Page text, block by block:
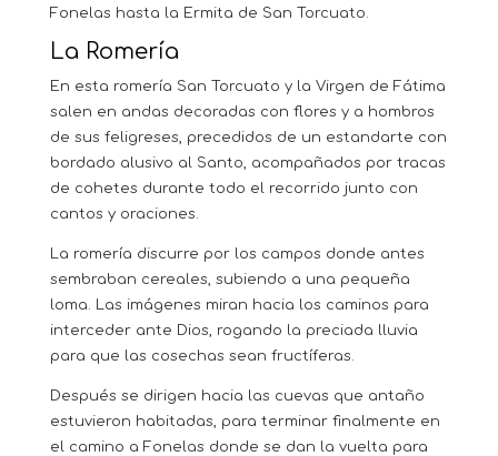
Fonelas hasta la Ermita de San Torcuato.
La Romería
En esta romería San Torcuato y la Virgen de Fátima
salen en andas decoradas con flores y a hombros
de sus feligreses, precedidos de un estandarte con
bordado alusivo al Santo, acompañados por tracas
de cohetes durante todo el recorrido junto con
cantos y oraciones.
La romería discurre por los campos donde antes
sembraban cereales, subiendo a una pequeña
loma. Las imágenes miran hacia los caminos para
interceder ante Dios, rogando la preciada lluvia
para que las cosechas sean fructíferas.
Después se dirigen hacia las cuevas que antaño
estuvieron habitadas, para terminar finalmente en
el camino a Fonelas donde se dan la vuelta para